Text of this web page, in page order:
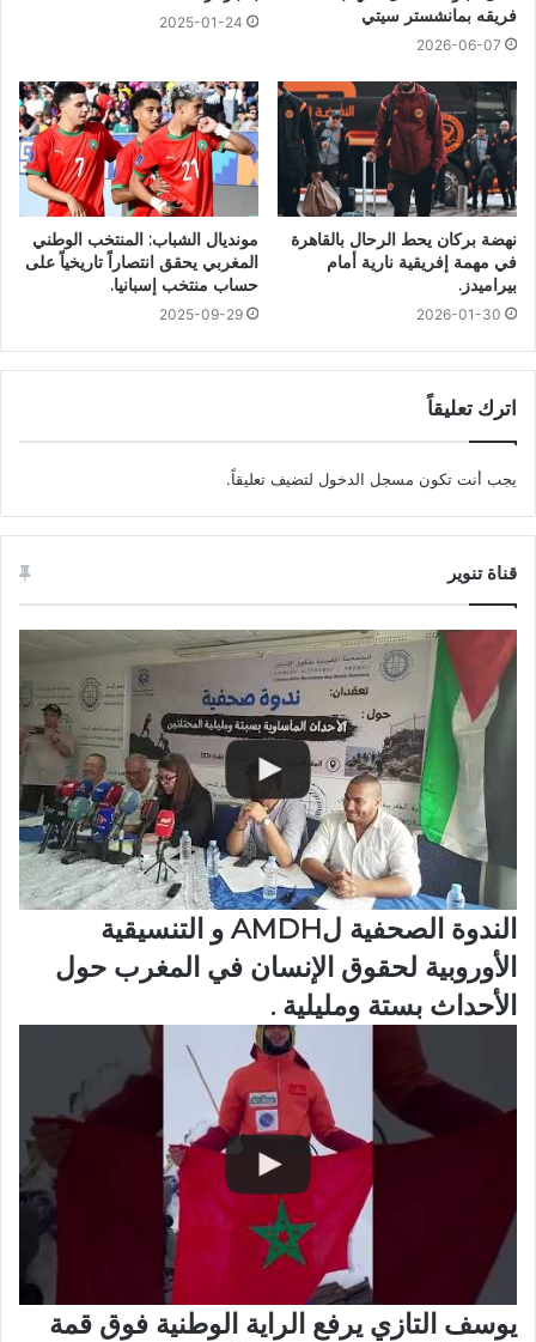
فريقه بمانشستر سيتي
2026-06-07
2025-01-24
نهضة بركان يحط الرحال بالقاهرة
في مهمة إفريقية نارية أمام
بيراميدز.
2026-01-30
مونديال الشباب: المنتخب الوطني
المغربي يحقق انتصاراً تاريخياً على
حساب منتخب إسبانيا.
2025-09-29
اترك تعليقاً
يجب أنت تكون مسجل الدخول لتضيف تعليقاً.
قناة تنوير
الندوة الصحفية لAMDH و التنسيقية
الأوروبية لحقوق الإنسان في المغرب حول
الأحداث بستة ومليلية .
يوسف التازي يرفع الراية الوطنية فوق قمة